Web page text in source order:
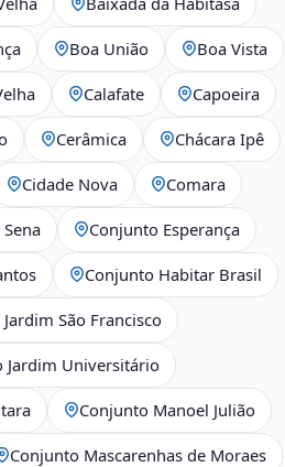
Boa União Boa Vista
Calafate Capoeira
Cerâmica Chácara Ipê
Cidade Nova Comara
Conjunto Esperança
Conjunto Habitar Brasil
São Francisco
Jardim Universitário
Conjunto Manoel Julião
Conjunto Mascarenhas de Moraes